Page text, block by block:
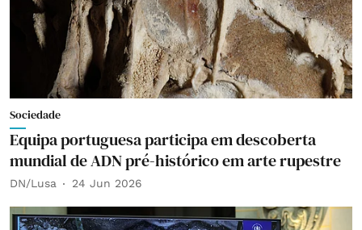
Sociedade
Equipa portuguesa participa em descoberta
mundial de ADN pré-histórico em arte rupestre
DN/Lusa 24 Jun 2026